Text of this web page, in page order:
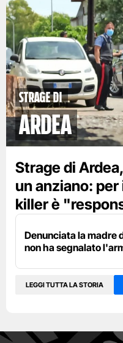
strage di
ardea
Strage di
un anziano: per
killer è
Denunciata la madre
non ha segnalato
LEGGI TUTTA LA STORIA